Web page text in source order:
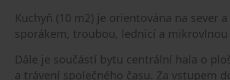
Kuchyň (10 m2) je orientována na sever
sporákem, troubou, lednicí a
Dále je součástí bytu centrální hala o
a trávení společného času. Za vstupem